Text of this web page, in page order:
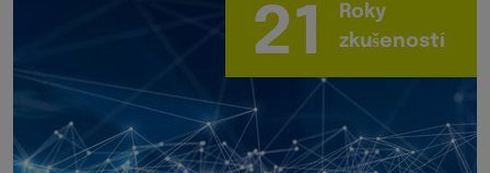
21
Roky
zkušeností